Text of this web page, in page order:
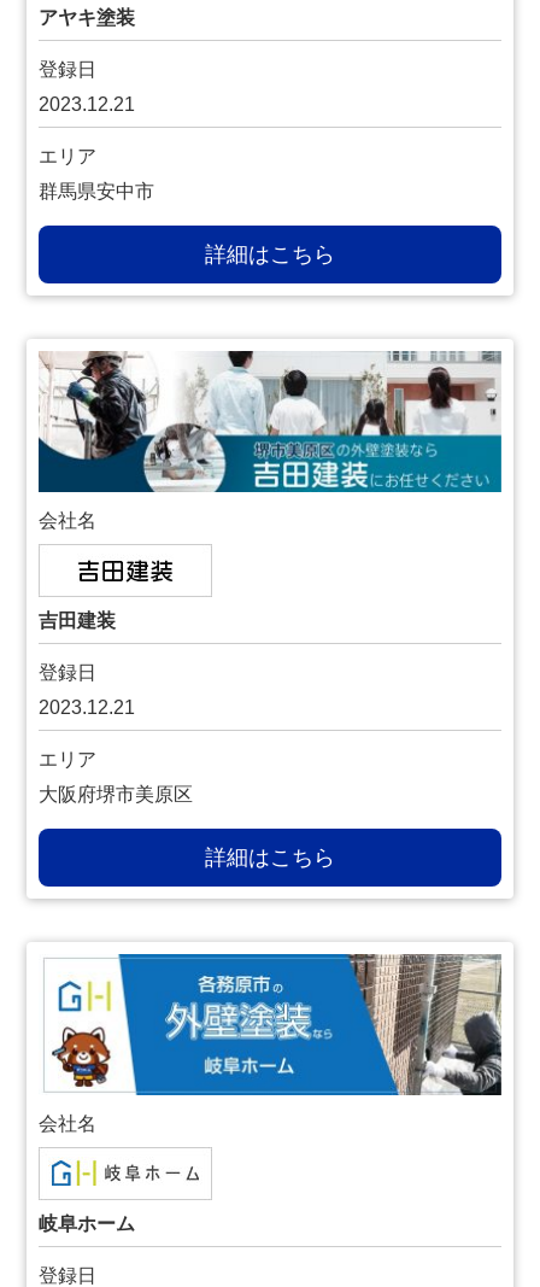
アヤキ塗装
登録日
2023.12.21
エリア
群馬県安中市
詳細はこちら
会社名
吉田建装
登録日
2023.12.21
エリア
大阪府堺市美原区
詳細はこちら
会社名
岐阜ホーム
登録日